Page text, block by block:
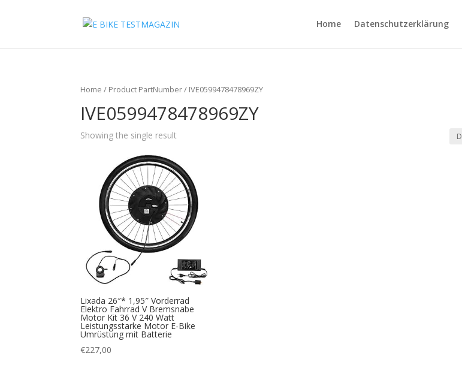
Home Datenschutzerklärung
Home / Product PartNumber / IVE0599478478969ZY
IVE0599478478969ZY
Showing the single result
Lixada 26″* 1,95″ Vorderrad
Elektro Fahrrad V Bremsnabe
Motor Kit 36 V 240 Watt
Leistungsstarke Motor E-Bike
Umrüstung mit Batterie
€227,00